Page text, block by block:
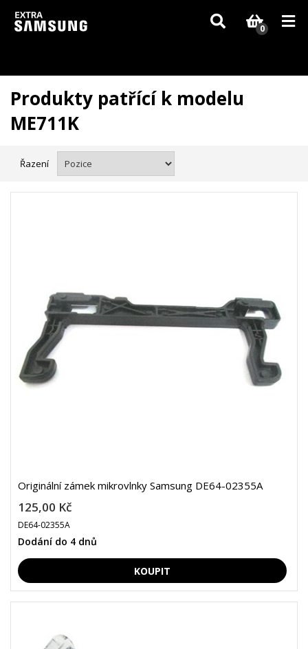
Vzhledem k aktuální situaci se může dodání dílů, které nejsou skladem,
zpozdit. Děkujeme za pochopení.
0
Produkty patřící k modelu
ME711K
Řazení
Originální zámek mikrovlnky Samsung DE64-02355A
125,00 Kč
DE64-02355A
Dodání do 4 dnů